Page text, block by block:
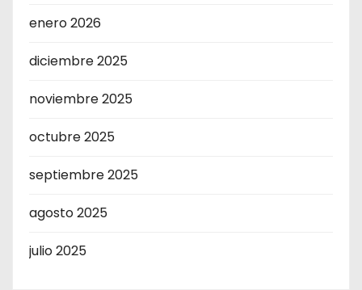
enero 2026
diciembre 2025
noviembre 2025
octubre 2025
septiembre 2025
agosto 2025
julio 2025